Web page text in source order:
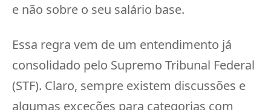
e não sobre o seu salário base.
Essa regra vem de um entendimento já
consolidado pelo Supremo Tribunal Federal
(STF). Claro, sempre existem discussões e
algumas exceções para categorias com